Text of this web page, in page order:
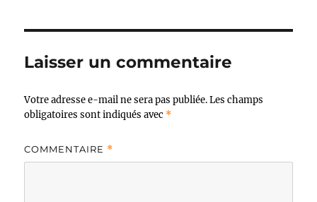
Laisser un commentaire
Votre adresse e-mail ne sera pas publiée. Les champs
obligatoires sont indiqués avec *
COMMENTAIRE *